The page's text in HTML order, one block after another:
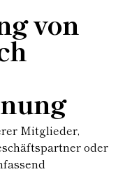
von
Mitglieder,
oder